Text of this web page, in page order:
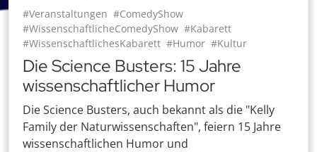
#Veranstaltungen #ComedyShow
#WissenschaftlicheComedyShow #Kabarett
#WissenschaftlichesKabarett #Humor #Kultur
Die Science Busters: 15 Jahre
wissenschaftlicher Humor
Die Science Busters, auch bekannt als die "Kelly
Family der Naturwissenschaften", feiern 15 Jahre
wissenschaftlichen Humor und